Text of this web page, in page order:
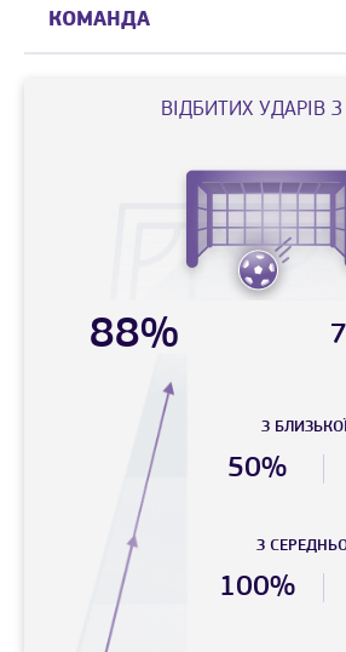
КОМАНДА
ВIДБИТИХ УДАРIВ З
88%
З
50%
З
100%